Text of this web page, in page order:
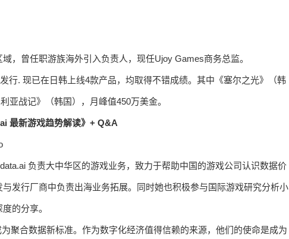
，曾任职游族海外引入负责人，现任Ujoy Games商务总监。
行. 现已在日韩上线4款产品，均取得不错成绩。其中《塞尔之光》（韩
亚战记》（韩国），月峰值450万美金。
最新游戏趋势解读》+ Q&A
负责大中华区的游戏业务，致力于帮助中国的游戏公司认识数据价
发行厂商中负责出海业务拓展。同时她也积极参与国际游戏研究分析小
的分享。
聚合数据新标准。作为数字化经济值得信赖的来源，他们的使命是成为